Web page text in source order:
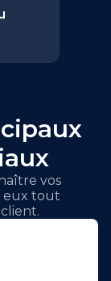
vos
eux tout